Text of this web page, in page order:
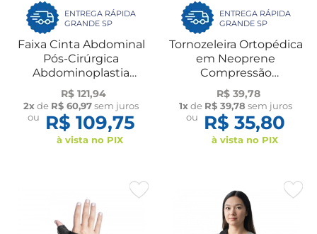
ENTREGA RÁPIDA
GRANDE SP
Faixa Cinta Abdominal
Pós-Cirúrgica
Abdominoplastia
Bariátrica Hérnia 3
Gomos Dilepé
R$ 121,94
2xde R$ 60,97sem juros
ou
R$ 109,75
à vista no PIX
ENTREGA RÁPIDA
GRANDE SP
Tornozeleira Ortopédica
em Neoprene
Compressão
Prevenção Recidiva
Atividades Físicas
Esportes UN Dilepé
R$ 39,78
1xde R$ 39,78 sem juros
ou
R$ 35,80
à vista no PIX